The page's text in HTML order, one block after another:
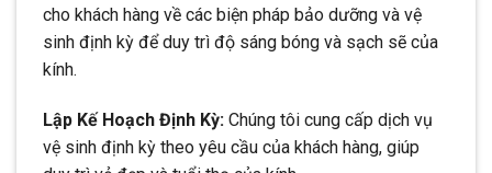
cho khách hàng về các biện pháp bảo dưỡng và vệ
sinh định kỳ để duy trì độ sáng bóng và sạch sẽ của
kính.
Lập Kế Hoạch Định Kỳ: Chúng tôi cung cấp dịch vụ
vệ sinh định kỳ theo yêu cầu của khách hàng, giúp